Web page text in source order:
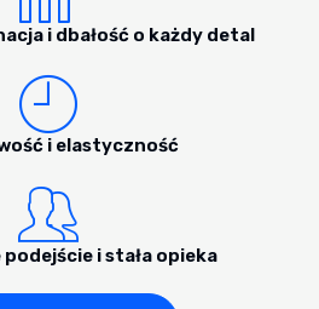
i dbałość o każdy detal
i elastyczność
i stała opieka